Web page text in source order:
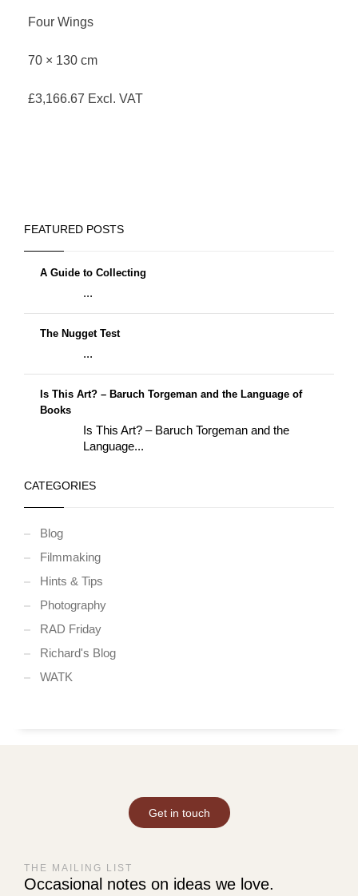
Four Wings
70 × 130 cm
£3,166.67 Excl. VAT
FEATURED POSTS
A Guide to Collecting
...
The Nugget Test
...
Is This Art? – Baruch Torgeman and the Language of
Books
Is This Art? – Baruch Torgeman and the
Language...
CATEGORIES
Blog
Filmmaking
Hints & Tips
Photography
RAD Friday
Richard's Blog
WATK
Get in touch
THE MAILING LIST
Occasional notes on ideas we love.